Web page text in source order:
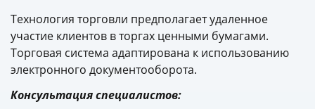
Технология торговли предполагает удаленное
участие клиентов в торгах ценными бумагами.
Торговая система адаптирована к использованию
электронного документооборота.
Консультация специалистов: